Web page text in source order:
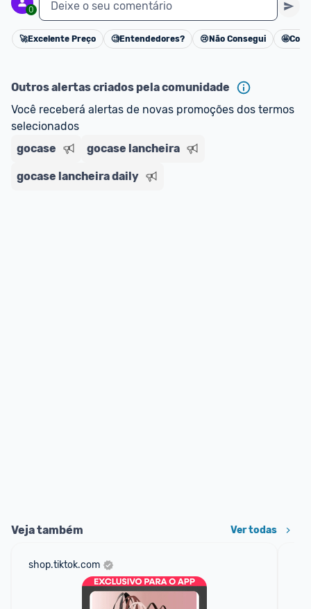
0 Deixe o seu comentário
Cancelar
🚀Excelente Preço 🧐Entendedores? 😢 Não Consegui 🤩
Outros alertas criados pela comunidade
Você receberá alertas de novas promoções dos termos
selecionados
gocase
gocase lancheira
gocase lancheira daily
Veja também Ver todas
shop.tiktok.com